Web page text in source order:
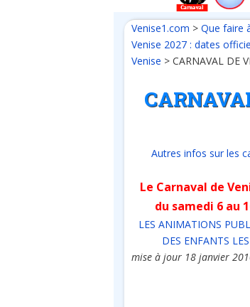
Venise1.com > Que faire
Venise 2027 : dates
Venise > CARNAVAL DE
Autres infos sur les
Le Carnaval de
du samedi 6 au
LES ANIMATIONS
DES ENFANTS
mise à jour 18 janvier